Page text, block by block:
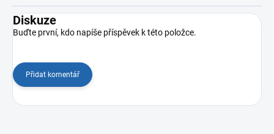
Diskuze
Buďte první, kdo napíše příspěvek k této položce.
Přidat komentář